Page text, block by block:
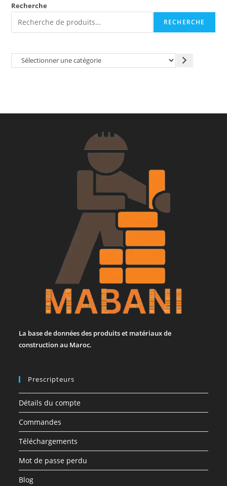
Recherche
RECHERCHE
La base de données des produits et matériaux de
construction au Maroc.
Prescripteurs
Détails du compte
Commandes
Téléchargements
Mot de passe perdu
Blog